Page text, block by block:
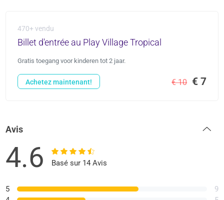
470+ vendu
Billet d'entrée au Play Village Tropical
Gratis toegang voor kinderen tot 2 jaar.
€ 10 € 7
Achetez maintenant!
Avis
4.6 Basé sur 14 Avis
5
9